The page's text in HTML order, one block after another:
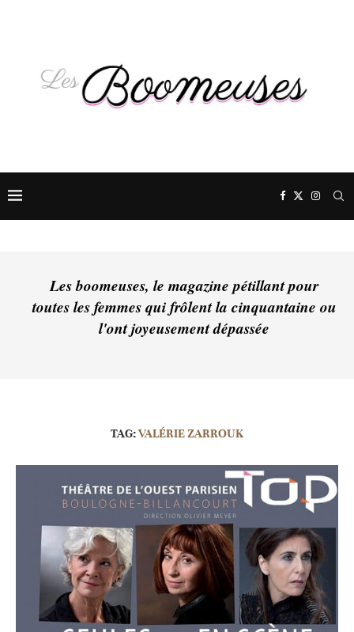
Les boomeuses, le magazine pétillant pour
toutes les femmes qui frôlent la cinquantaine ou
l'ont joyeusement dépassée
TAG:VALÉRIE ZARROUK